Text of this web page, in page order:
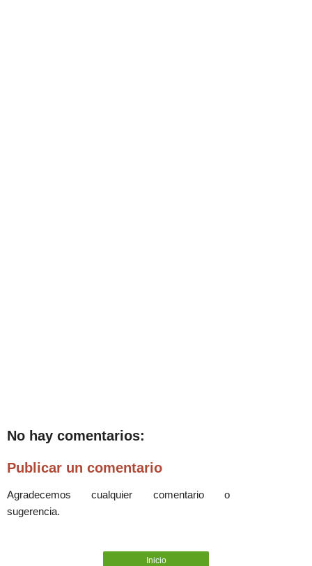
No hay comentarios:
Publicar un comentario
Agradecemos cualquier comentario o
sugerencia.
Inicio